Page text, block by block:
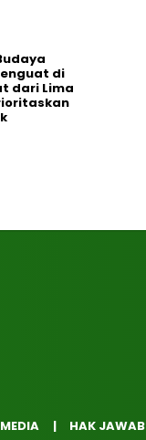
di
dari Lima
HAK JAWAB